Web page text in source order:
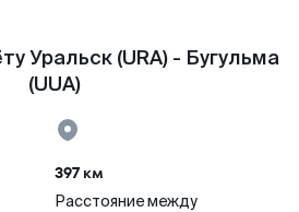
Уральск (URA) - Бугульма
(UUA)
397 км
Расстояние между